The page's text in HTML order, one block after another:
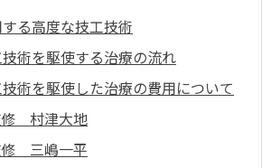
る高度な技工技術
術を駆使する治療の流れ
術を駆使した治療の費用について
修 村津大地
三嶋一平